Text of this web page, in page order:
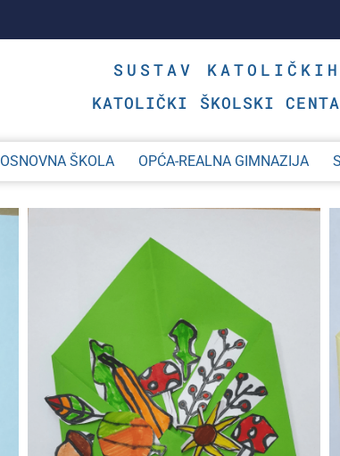
SUSTAV
KATOLIČKI ŠKOLSKI
OSNOVNA ŠKOLA OPĆA-REALNA GIMNAZIJA